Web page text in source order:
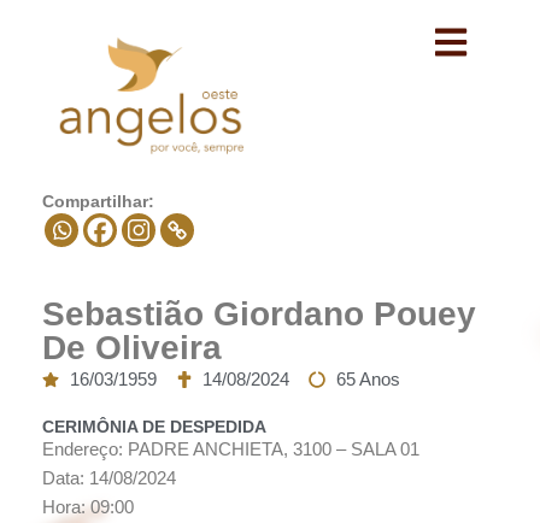
Compartilhar:
Sebastião Giordano Pouey
De Oliveira
16/03/1959 14/08/2024 65 Anos
CERIMÔNIA DE DESPEDIDA
Endereço: PADRE ANCHIETA, 3100 – SALA 01
Data: 14/08/2024
Hora: 09:00